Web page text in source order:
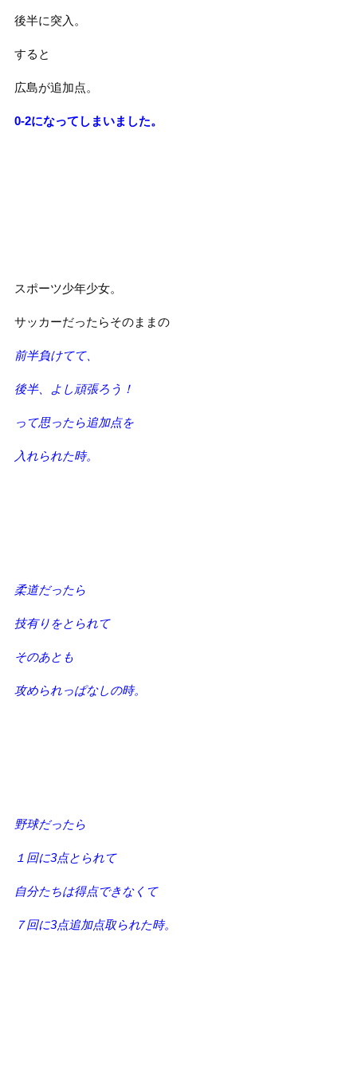
後半に突入。
すると
広島が追加点。
0-2になってしまいました。
スポーツ少年少女。
サッカーだったらそのままの
前半負けてて、
後半、よし頑張ろう！
って思ったら追加点を
入れられた時。
柔道だったら
技有りをとられて
そのあとも
攻められっぱなしの時。
野球だったら
１回に3点とられて
自分たちは得点できなくて
７回に3点追加点取られた時。